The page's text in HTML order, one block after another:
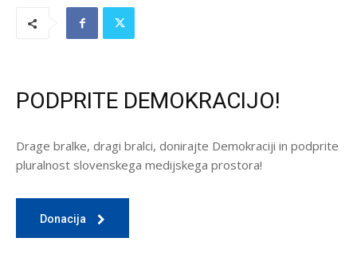
PODPRITE DEMOKRACIJO!
Drage bralke, dragi bralci, donirajte Demokraciji in podprite
pluralnost slovenskega medijskega prostora!
Donacija